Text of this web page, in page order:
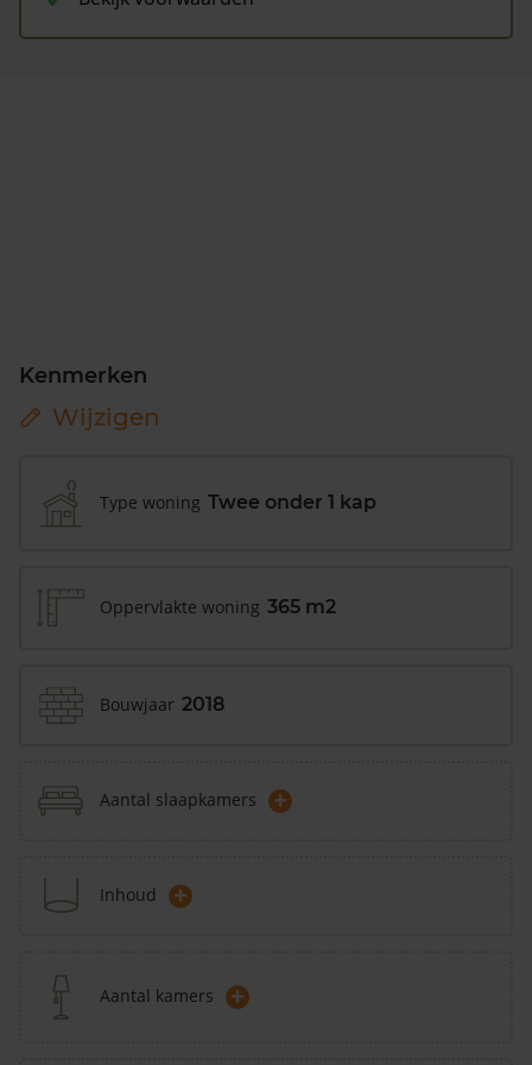
Kenmerken
Wijzigen
Type woning Twee onder 1 kap
Oppervlakte woning 365 m2
Bouwjaar 2018
Aantal slaapkamers +
Inhoud +
Aantal kamers +